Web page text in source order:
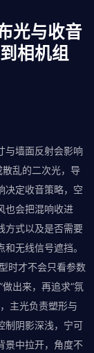
光与收音
相机组
与墙面反射会影响
散乱的二次光，导
决定收音策略，空
也会把混响收进
方式以及是否需要
无线信号遮挡。
时才不会只看参数
出来，再追求“氛
主光负责塑形与
制阴影深浅，宁可
景中拉开，角度不